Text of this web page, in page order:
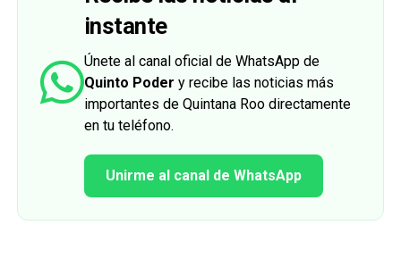
instante
Únete al canal oficial de WhatsApp de
Quinto Poder y recibe las noticias más
importantes de Quintana Roo directamente
en tu teléfono.
Unirme al canal de WhatsApp